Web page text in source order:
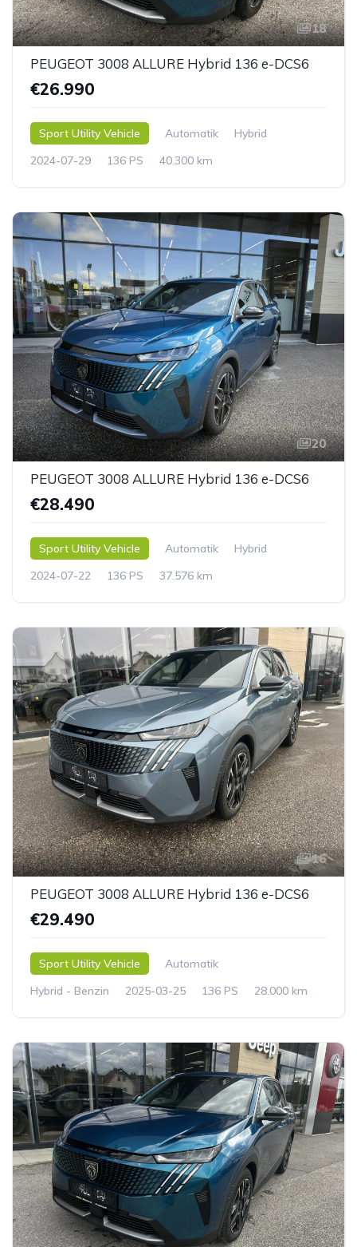
18
PEUGEOT 3008 ALLURE Hybrid 136 e-DCS6
€26.990
Sport Utility Vehicle Automatik
Hybrid
2024-07-29
136 PS 40.300 km
20
PEUGEOT 3008 ALLURE Hybrid 136 e-DCS6
€28.490
Sport Utility Vehicle Automatik
Hybrid
2024-07-22
136 PS 37.576 km
16
PEUGEOT 3008 ALLURE Hybrid 136 e-DCS6
€29.490
Sport Utility Vehicle
Automatik
Hybrid - Benzin
2025-03-25 136 PS 28.000 km